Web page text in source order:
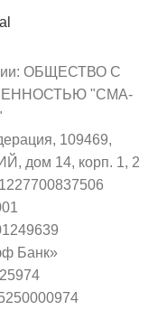
ОБЩЕСТВО С
"СМА-
109469,
дом 14, корп. 1, 2
Банк»